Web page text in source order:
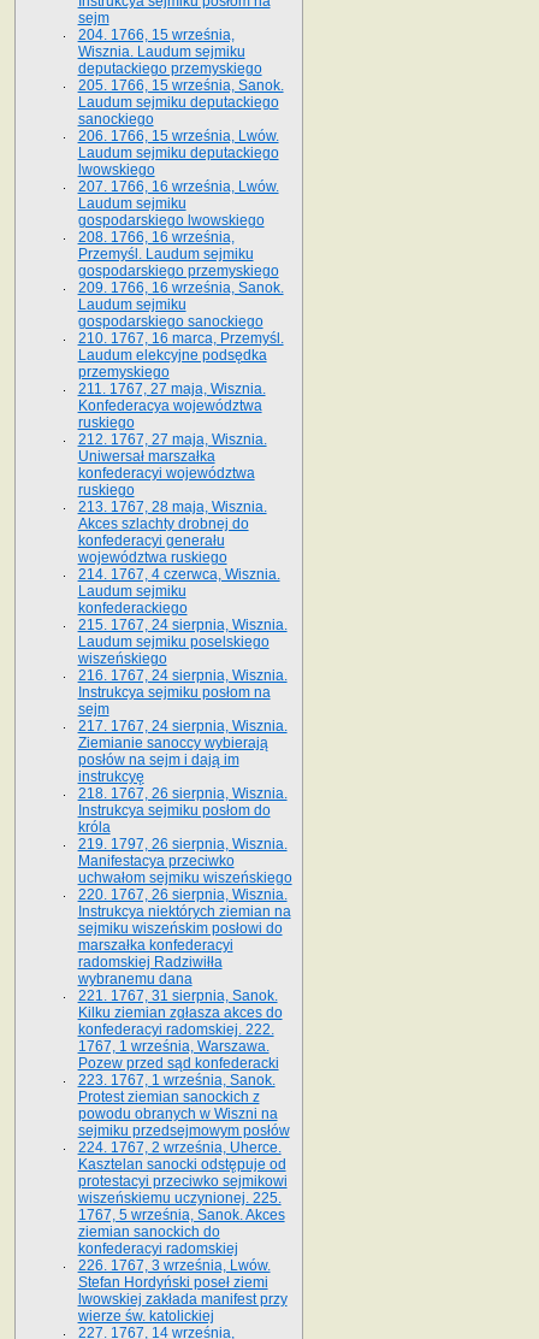
sejm
204. 1766, 15 września,
Wisznia. Laudum sejmiku
deputackiego przemyskiego
205. 1766, 15 września, Sanok.
Laudum sejmiku deputackiego
sanockiego
206. 1766, 15 września, Lwów.
Laudum sejmiku deputackiego
lwowskiego
207. 1766, 16 września, Lwów.
Laudum sejmiku
gospodarskiego lwowskiego
208. 1766, 16 września,
Przemyśl. Laudum sejmiku
gospodarskiego przemyskiego
209. 1766, 16 września, Sanok.
Laudum sejmiku
gospodarskiego sanockiego
210. 1767, 16 marca, Przemyśl.
Laudum elekcyjne podsędka
przemyskiego
211. 1767, 27 maja, Wisznia.
Konfederacya województwa
ruskiego
212. 1767, 27 maja, Wisznia.
Uniwersał marszałka
konfederacyi województwa
ruskiego
213. 1767, 28 maja, Wisznia.
Akces szlachty drobnej do
konfederacyi generału
województwa ruskiego
214. 1767, 4 czerwca, Wisznia.
Laudum sejmiku
konfederackiego
215. 1767, 24 sierpnia, Wisznia.
Laudum sejmiku poselskiego
wiszeńskiego
216. 1767, 24 sierpnia, Wisznia.
Instrukcya sejmiku posłom na
sejm
217. 1767, 24 sierpnia, Wisznia.
Ziemianie sanoccy wybierają
posłów na sejm i dają im
instrukcyę
218. 1767, 26 sierpnia, Wisznia.
Instrukcya sejmiku posłom do
króla
219. 1797, 26 sierpnia, Wisznia.
Manifestacya przeciwko
uchwałom sejmiku wiszeńskiego
220. 1767, 26 sierpnia, Wisznia.
Instrukcya niektórych ziemian na
sejmiku wiszeńskim posłowi do
marszałka konfe­deracyi
radomskiej Radziwiłła
wybranemu dana
221. 1767, 31 sierpnia, Sanok.
Kilku ziemian zgłasza akces do
konfederacyi radomskiej. 222.
1767, 1 września, Warszawa.
Pozew przed sąd konfederacki
223. 1767, 1 września, Sanok.
Protest ziemian sanockich z
powodu obranych w Wiszni na
sejmiku przedsejmo­wym posłów
224. 1767, 2 września, Uherce.
Kasztelan sanocki odstępuje od
protestacyi przeciwko sejmikowi
wiszeńskiemu uczynionej. 225.
1767, 5 września, Sanok. Akces
ziemian sanockich do
konfederacyi radomskiej
226. 1767, 3 września, Lwów.
Stefan Hordyński poseł ziemi
lwowskiej zakłada manifest przy
wierze św. ka­tolickiej
227. 1767, 14 września,